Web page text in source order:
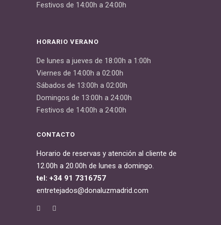
Festivos de 14:00h a 24:00h
HORARIO VERANO
De lunes a jueves de 18:00h a 1:00h
Viernes de 14:00h a 02:00h
Sábados de 13:00h a 02:00h
Domingos de 13:00h a 24:00h
Festivos de 14:00h a 24:00h
CONTACTO
Horario de reservas y atención al cliente de
12.00h a 20.00h de lunes a domingo.
tel: +34 91 7316757
entretejados@donaluzmadrid.com